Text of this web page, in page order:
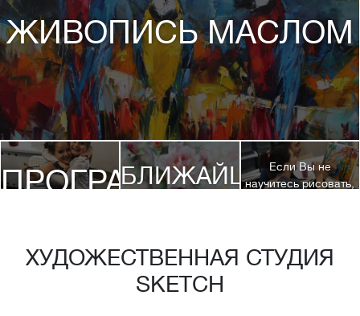
ЖИВОПИСЬ МАСЛОМ
ПРОГРАММЫ
БЛИЖАЙШИЕЕсли Вы не
научитесь рисовать,
стоимость обучения!*
ХУДОЖЕСТВЕННАЯ СТУДИЯ
SKETCH